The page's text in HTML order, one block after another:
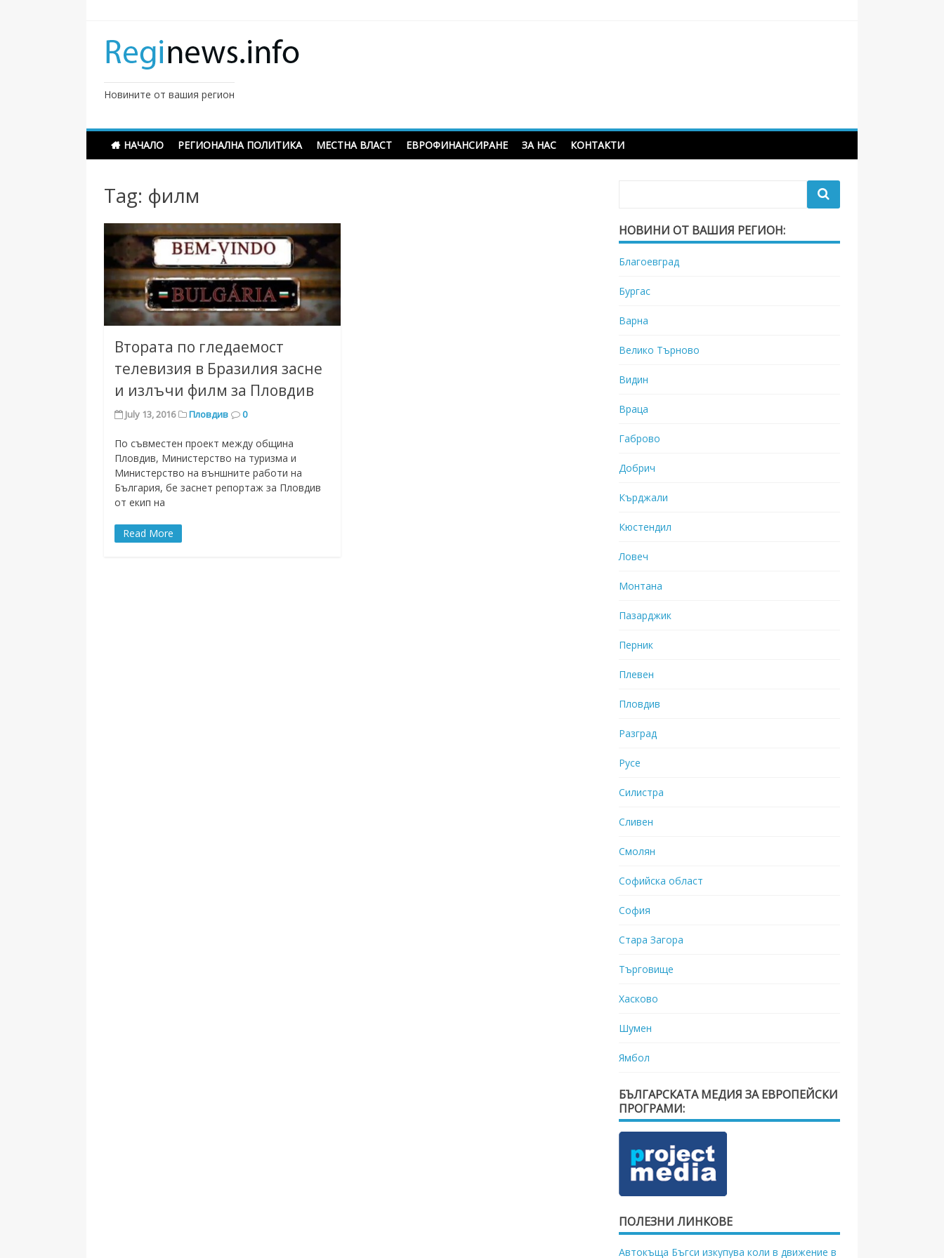
Новините от вашия регион
НАЧАЛО РЕГИОНАЛНА ПОЛИТИКА МЕСТНА ВЛАСТ ЕВРОФИНАНСИРАНЕ ЗА НАС КОНТАКТИ
Tag: филм
Втората по гледаемост
телевизия в Бразилия засне
и излъчи филм за Пловдив
July 13, 2016 Пловдив 0
По съвместен проект между община
Пловдив, Министерство на туризма и
Министерство на външните работи на
България, бе заснет репортаж за Пловдив
от екип на
Read More
НОВИНИ ОТ ВАШИЯ РЕГИОН:
Благоевград
Бургас
Варна
Велико Търново
Видин
Враца
Габрово
Добрич
Кърджали
Кюстендил
Ловеч
Монтана
Пазарджик
Перник
Плевен
Пловдив
Разград
Русе
Силистра
Сливен
Смолян
Софийска област
София
Стара Загора
Търговище
Хасково
Шумен
Ямбол
БЪЛГАРСКАТА МЕДИЯ ЗА ЕВРОПЕЙСКИ
ПРОГРАМИ:
ПОЛЕЗНИ ЛИНКОВЕ
Автокъща Бъгси изкупува коли в движение в